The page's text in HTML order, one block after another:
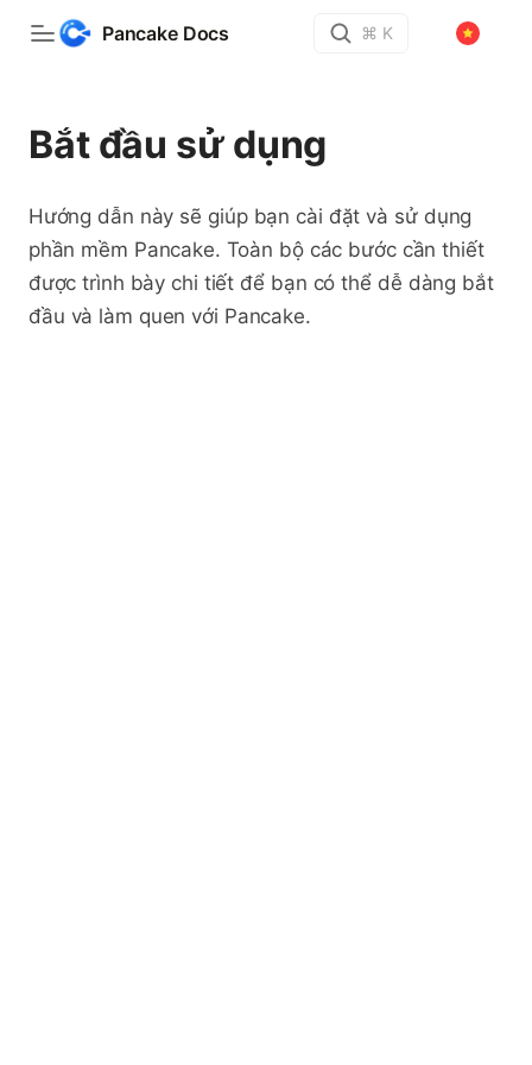
Pancake Docs ⌘ K
Bắt đầu sử dụng
Hướng dẫn này sẽ giúp bạn cài đặt và sử dụng
phần mềm Pancake. Toàn bộ các bước cần thiết
được trình bày chi tiết để bạn có thể dễ dàng bắt
đầu và làm quen với Pancake.